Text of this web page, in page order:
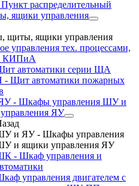
распределительный
ящики управления
щиты, ящики управления
управления тех. процессами,
КИПиА
автоматики серии ЩА
Щит автоматики пожарных
- Шкафы управления ШУ и
ЯУ
и ЯУ - Шкафы управления
и ящики управления ЯУ
- Шкаф управления и
управления двигателем с